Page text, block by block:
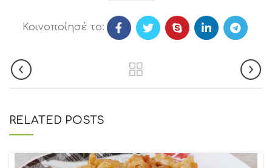
Κοινοποίησέ το:
RELATED POSTS